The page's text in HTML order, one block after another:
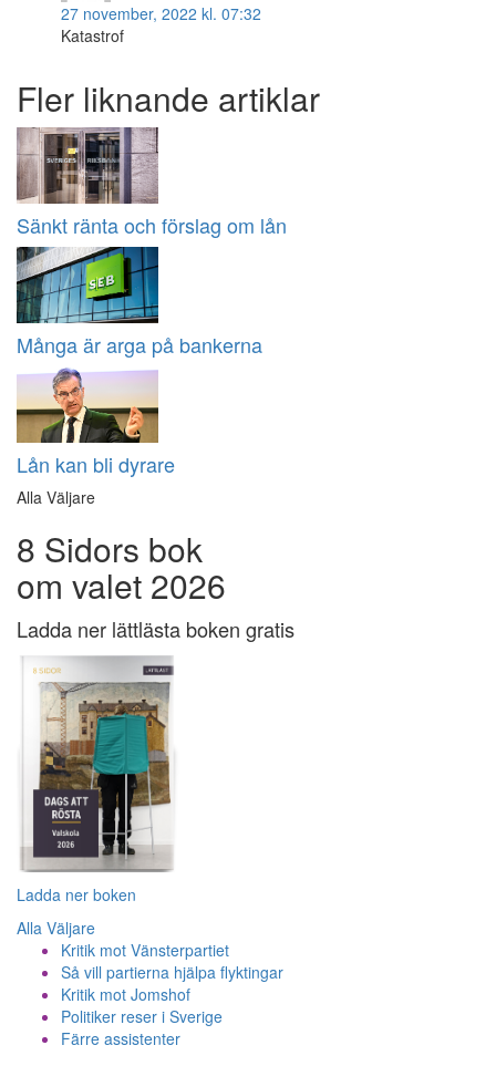
27 november, 2022 kl. 07:32
Katastrof
Fler liknande artiklar
Sänkt ränta och förslag om lån
Många är arga på bankerna
Lån kan bli dyrare
Alla Väljare
8 Sidors bok
om valet 2026
Ladda ner lättlästa boken gratis
Ladda ner boken
Alla Väljare
Kritik mot Vänsterpartiet
Så vill partierna hjälpa flyktingar
Kritik mot Jomshof
Politiker reser i Sverige
Färre assistenter